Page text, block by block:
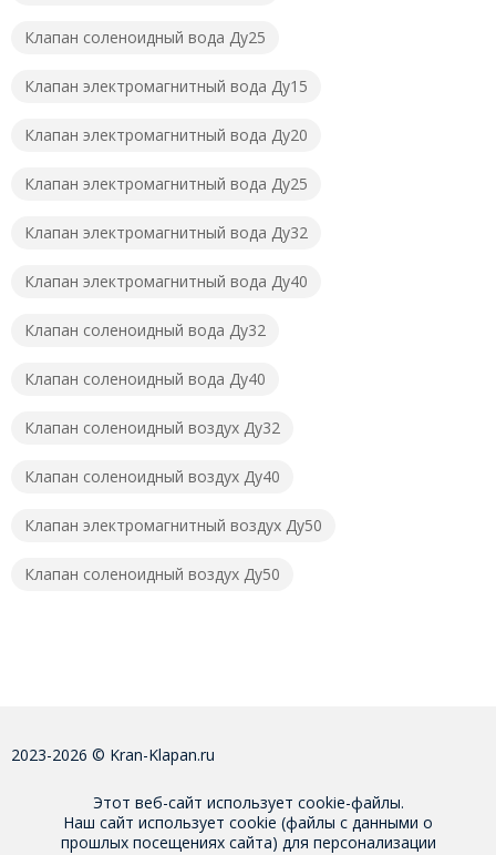
Клапан соленоидный вода Ду25
Клапан электромагнитный вода Ду15
Клапан электромагнитный вода Ду20
Клапан электромагнитный вода Ду25
Клапан электромагнитный вода Ду32
Клапан электромагнитный вода Ду40
Клапан соленоидный вода Ду32
Клапан соленоидный вода Ду40
Клапан соленоидный воздух Ду32
Клапан соленоидный воздух Ду40
Клапан электромагнитный воздух Ду50
Клапан соленоидный воздух Ду50
2023-2026 © Kran-Klapan.ru
Этот веб-сайт использует cookie-файлы.
Наш сайт использует cookie (файлы с данными о
прошлых посещениях сайта) для персонализации